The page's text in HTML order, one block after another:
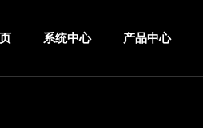
系统中心 产品中心